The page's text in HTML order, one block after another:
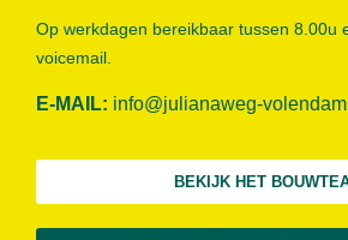
Op werkdagen bereikbaar tussen 8.00u
voicemail.
E-MAIL: info@julianaweg-
BEKIJK HET